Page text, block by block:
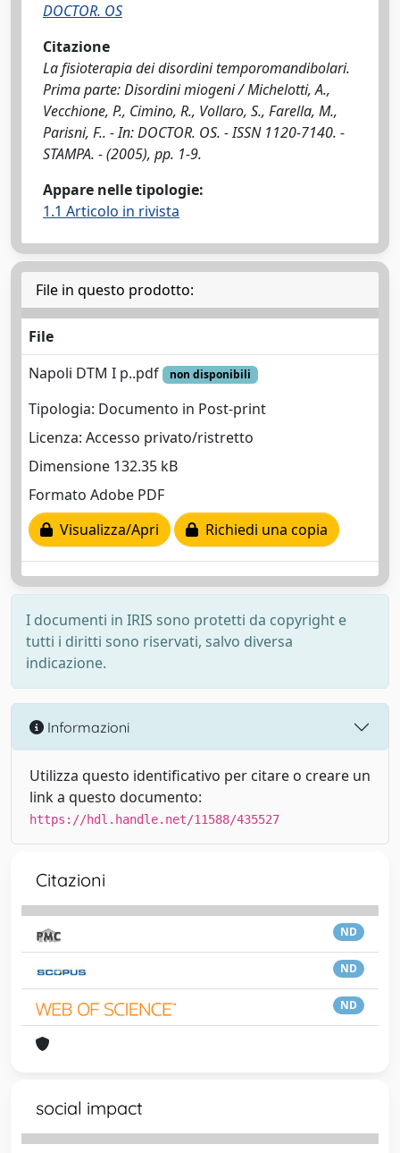
DOCTOR. OS
Citazione
La fisioterapia dei disordini temporomandibolari.
Prima parte: Disordini miogeni / Michelotti, A.,
Vecchione, P., Cimino, R., Vollaro, S., Farella, M.,
Parisni, F.. - In: DOCTOR. OS. - ISSN 1120-7140. -
STAMPA. - (2005), pp. 1-9.
Appare nelle tipologie:
1.1 Articolo in rivista
File in questo prodotto:
File
Napoli DTM I p..pdf
non disponibili
Tipologia: Documento in Post-print
Licenza: Accesso privato/ristretto
Dimensione 132.35 kB
Formato Adobe PDF
Visualizza/Apri
Richiedi una copia
I documenti in IRIS sono protetti da copyright e
tutti i diritti sono riservati, salvo diversa
indicazione.
Informazioni
Utilizza questo identificativo per citare o creare un
link a questo documento:
https://hdl.handle.net/11588/435527
Citazioni
ND
ND
ND
social impact